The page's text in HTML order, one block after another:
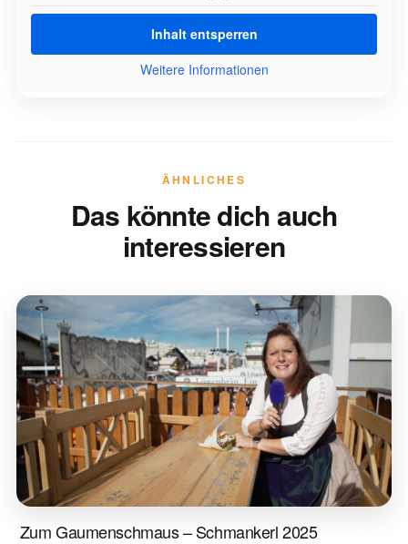
Inhalt entsperren
Weitere Informationen
ÄHNLICHES
Das könnte dich auch
interessieren
Zum Gaumenschmaus – Schmankerl 2025